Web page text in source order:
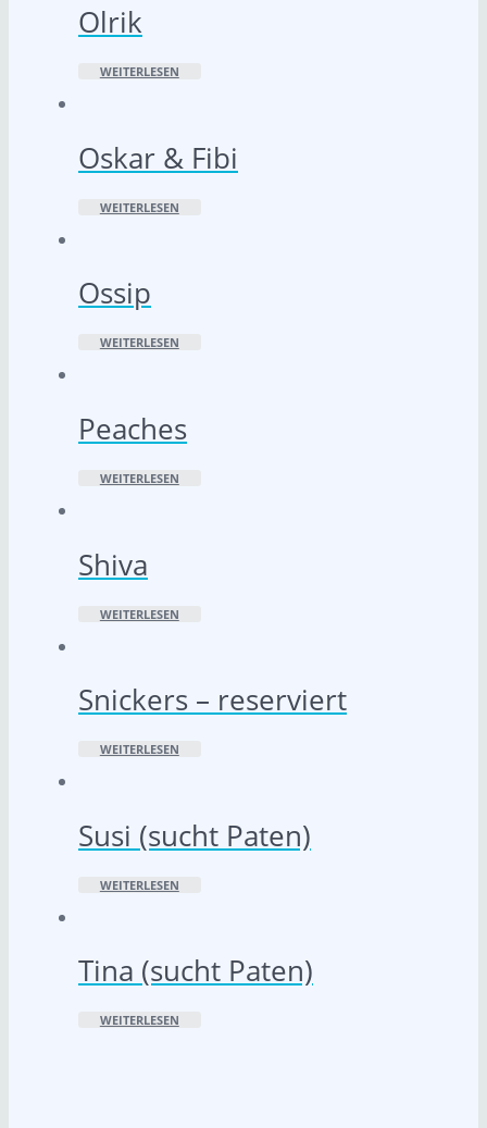
Olrik
WEITERLESEN
Oskar & Fibi
WEITERLESEN
Ossip
WEITERLESEN
Peaches
WEITERLESEN
Shiva
WEITERLESEN
Snickers – reserviert
WEITERLESEN
Susi (sucht Paten)
WEITERLESEN
Tina (sucht Paten)
WEITERLESEN